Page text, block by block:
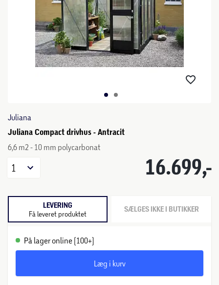
Juliana
Juliana Compact drivhus - Antracit
6,6 m2 - 10 mm polycarbonat
16.699,-
1
LEVERING
Få leveret produktet SÆLGES IKKE I BUTIKKER
På lager online (100+)
Læg i kurv